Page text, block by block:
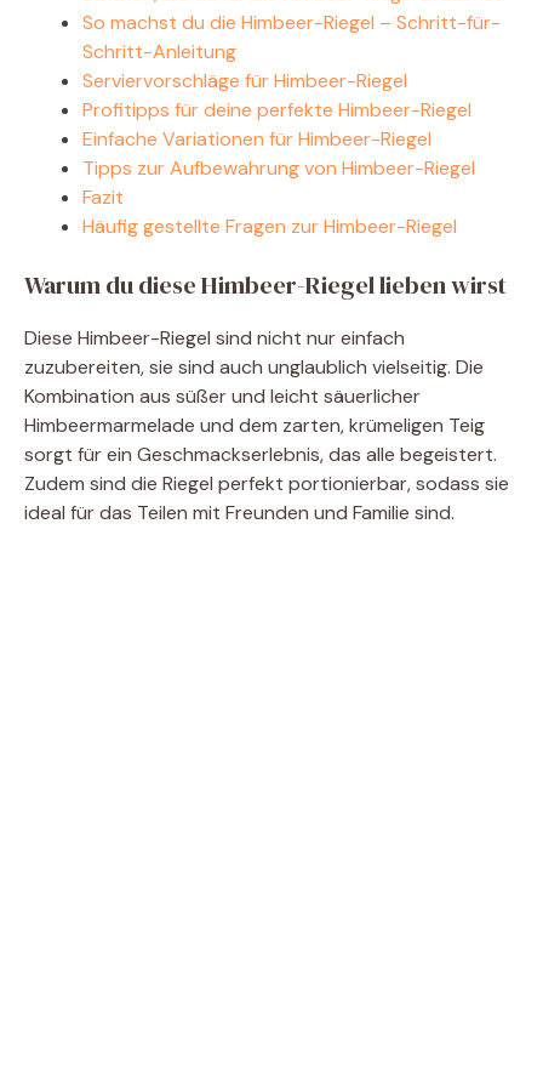
So machst du die Himbeer-Riegel – Schritt-für-
Schritt-Anleitung
Serviervorschläge für Himbeer-Riegel
Profitipps für deine perfekte Himbeer-Riegel
Einfache Variationen für Himbeer-Riegel
Tipps zur Aufbewahrung von Himbeer-Riegel
Fazit
Häufig gestellte Fragen zur Himbeer-Riegel
Warum du diese Himbeer-Riegel lieben wirst
Diese Himbeer-Riegel sind nicht nur einfach
zuzubereiten, sie sind auch unglaublich vielseitig. Die
Kombination aus süßer und leicht säuerlicher
Himbeermarmelade und dem zarten, krümeligen Teig
sorgt für ein Geschmackserlebnis, das alle begeistert.
Zudem sind die Riegel perfekt portionierbar, sodass sie
ideal für das Teilen mit Freunden und Familie sind.